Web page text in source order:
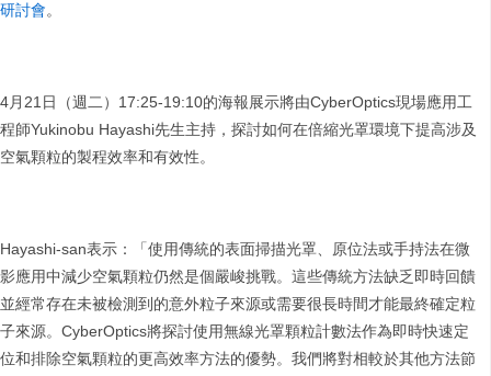
研討會。
4月21日（週二）17:25-19:10的海報展示將由CyberOptics現場應用工
程師Yukinobu Hayashi先生主持，探討如何在倍縮光罩環境下提高涉及
空氣顆粒的製程效率和有效性。
Hayashi-san表示：「使用傳統的表面掃描光罩、原位法或手持法在微
影應用中減少空氣顆粒仍然是個嚴峻挑戰。這些傳統方法缺乏即時回饋
並經常存在未被檢測到的意外粒子來源或需要很長時間才能最終確定粒
子來源。CyberOptics將探討使用無線光罩顆粒計數法作為即時快速定
位和排除空氣顆粒的更高效率方法的優勢。我們將對相較於其他方法節